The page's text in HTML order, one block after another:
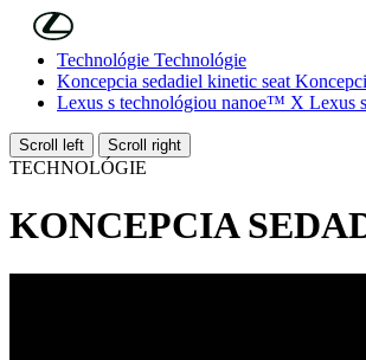
Skip to Main Content
Technológie Technológie
Koncepcia sedadiel kinetic seat
Lexus s technológiou nanoe™ X Lexus
Scroll left Scroll right
TECHNOLÓGIE
KONCEPCIA